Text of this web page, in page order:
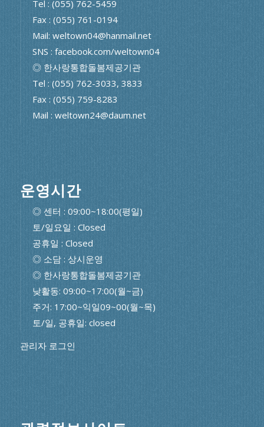
Tel : (055) 762-5459
Fax : (055) 761-0194
Mail: weltown04@hanmail.net
SNS : facebook.com/weltown04
◎ 한사랑통합돌봄제공기관
Tel : (055) 762-3033, 3833
Fax : (055) 759-8283
Mail : weltown24@daum.net
운영시간
◎ 센터 : 09:00~18:00(평일)
토/일요일 : Closed
공휴일 : Closed
◎ 소담 : 상시운영
◎ 한사랑통합돌봄제공기관
낮활동: 09:00~17:00(월~금)
주거: 17:00~익일09~00(월~목)
토/일, 공휴일: closed
관리자 로그인